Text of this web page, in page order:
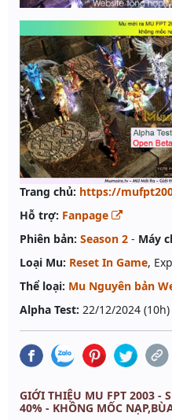
Trang chủ: https://
Hỗ trợ: Fanpage
Phiên bản: Season 2 - Máy
Loại Mu: Reset In Game,
Thể loại: Mu Nguyên bản
Alpha Test: 22/12/2024 (10h)
GIỚI THIỆU MU FPT 2003 -
40% - KHÔNG MỐC